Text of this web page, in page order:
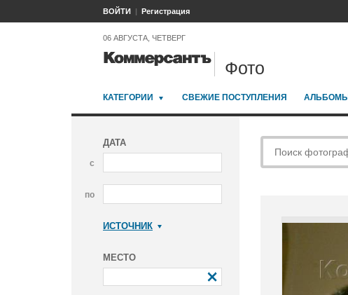
ВОЙТИ Регистрация
06 АВГУСТА, ЧЕТВЕРГ
Фото
КАТЕГОРИИ СВЕЖИЕ ПОСТУПЛЕНИЯ АЛЬБОМЫ
ДАТА
с
по
ИСТОЧНИК
МЕСТО